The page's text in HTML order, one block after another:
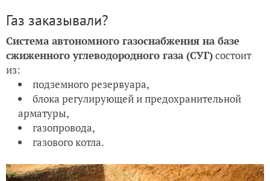
Газ заказывали?
Система автономного газоснабжения на базе
сжиженного углеводородного газа (СУГ)состоит
из:
подземного резервуара,
блока регулирующей и предохранительной
арматуры,
газопровода,
газового котла.